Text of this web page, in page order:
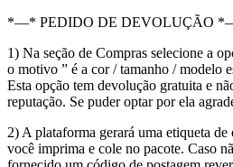
*—* PEDIDO DE DEVOLUÇÃO
1) Na seção de Compras selecione a
o motivo ” é a cor / tamanho / modelo
Esta opção tem devolução gratuita e
reputação. Se puder optar por ela
2) A plataforma gerará uma etiqueta
você imprima e cole no pacote. Caso